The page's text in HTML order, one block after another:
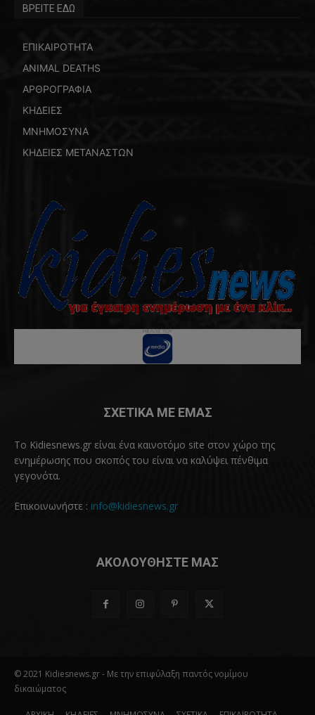
ΒΡΕΙΤΕ ΕΔΩ
ΕΠΙΚΑΙΡΟΤΗΤΑ
ANIMAL DEATHS
ΑΡΘΡΟΓΡΑΦΙΑ
ΚΗΔΕΙΕΣ
ΜΝΗΜΟΣΥΝΑ
ΚΗΔΕΙΕΣ ΜΕΤΑΝΑΣΤΩΝ
ΣΧΕΤΙΚΑ ΜΕ ΕΜΑΣ
Το Kidiesnews.gr είναι ένα καινοτόμο site στον χώρο της
ενημέρωσης που σκοπός του είναι να καλύψει πένθιμα
γεγονότα.
Επικοινωνήστε : info@kidiesnews.gr
ΑΚΟΛΟΥΘΗΣΤΕ ΜΑΣ
© 2021 Kidiesnews.gr - Με την επιφύλαξη παντός νομίμου
δικαιώματος